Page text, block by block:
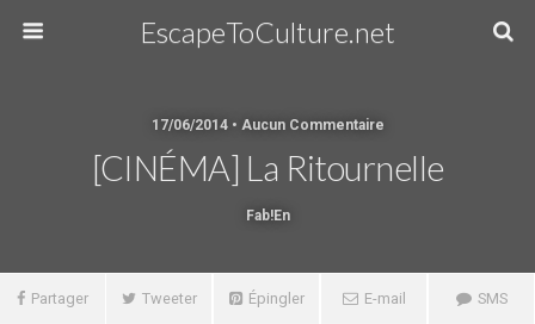
EscapeToCulture.net
17/06/2014 • Aucun Commentaire
[CINÉMA] La Ritournelle
Fab!en
Partager Tweeter Épingler E-mail SMS